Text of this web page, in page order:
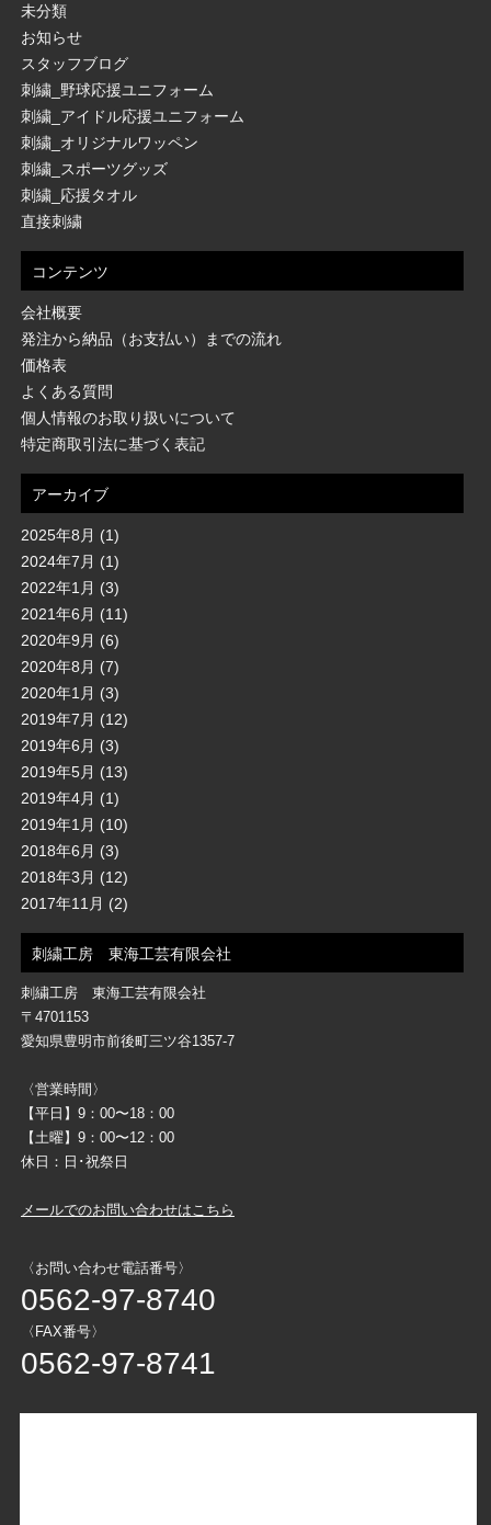
未分類
お知らせ
スタッフブログ
刺繍_野球応援ユニフォーム
刺繍_アイドル応援ユニフォーム
刺繍_オリジナルワッペン
刺繍_スポーツグッズ
刺繍_応援タオル
直接刺繍
コンテンツ
会社概要
発注から納品（お支払い）までの流れ
価格表
よくある質問
個人情報のお取り扱いについて
特定商取引法に基づく表記
アーカイブ
2025年8月 (1)
2024年7月 (1)
2022年1月 (3)
2021年6月 (11)
2020年9月 (6)
2020年8月 (7)
2020年1月 (3)
2019年7月 (12)
2019年6月 (3)
2019年5月 (13)
2019年4月 (1)
2019年1月 (10)
2018年6月 (3)
2018年3月 (12)
2017年11月 (2)
刺繍工房 東海工芸有限会社
刺繍工房 東海工芸有限会社
〒4701153
愛知県豊明市前後町三ツ谷1357-7
〈営業時間〉
【平日】9：00〜18：00
【土曜】9：00〜12：00
休日：日･祝祭日
メールでのお問い合わせはこちら
〈お問い合わせ電話番号〉
0562-97-8740
〈FAX番号〉
0562-97-8741